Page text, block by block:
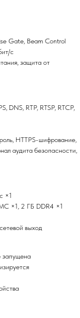
Gate, Beam Control
с
защита от
DNS, RTP, RTSP, RTCP,
HTTPS-шифрование,
аудита безопасности,
×1
×1, 2 ГБ DDR4 ×1
выход
запущена